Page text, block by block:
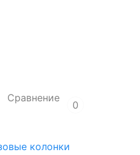
Сравнение
0
колонки